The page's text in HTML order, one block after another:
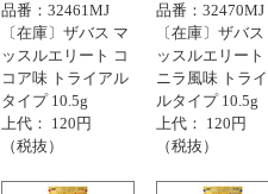
品番：32461MJ
〔在庫〕ザバス マ
ッスルエリート コ
コア味 トライアル
タイプ 10.5g
上代： 120円
（税抜）
品番：32470MJ
〔在庫〕ザバ
ッスルエリート
ニラ風味 トラ
ルタイプ 10.5g
上代： 120円
（税抜）